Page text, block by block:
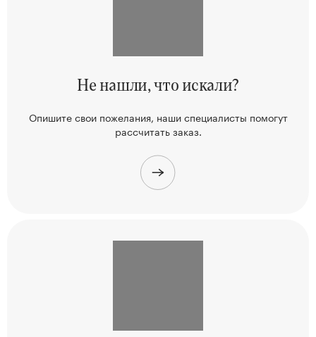
Не нашли,что искали?
Опишите свои пожелания, нашиспециалисты помогут
рассчитать заказ.